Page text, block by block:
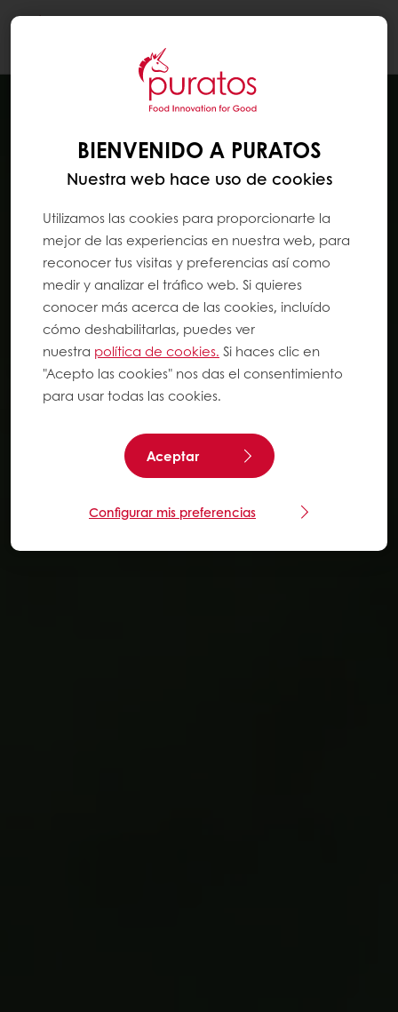
BIENVENIDO A PURATOS
Nuestra web hace uso de cookies
Utilizamos las cookies para proporcionarte la
mejor de las experiencias en nuestra web, para
reconocer tus visitas y preferencias así como
medir y analizar el tráfico web. Si quieres
conocer más acerca de las cookies, incluído
cómo deshabilitarlas, puedes ver
nuestra política de cookies. Si haces clic en
"Acepto las cookies" nos das el consentimiento
para usar todas las cookies.
Aceptar
Configurar mis preferencias